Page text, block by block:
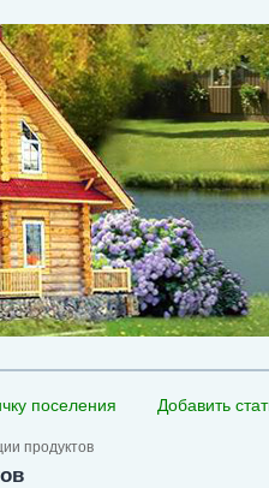
поселения Добавить
продуктов